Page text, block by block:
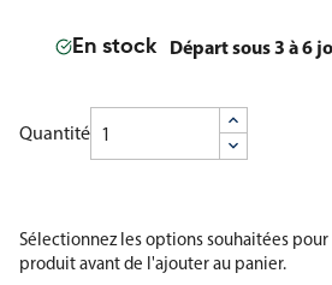
En stock Départ sous 3 à 6
Quantité
Sélectionnez les options souhaitées
produit avant de l'ajouter au panier.